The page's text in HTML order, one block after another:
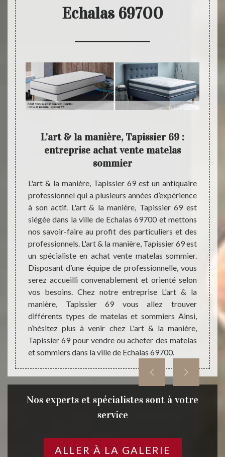
Echalas 69700
;
peut
; la
; la
à
de
L'art & la manière, Tapissier 69 :
entreprise achat vente matelas
sommier
L'art & la manière, Tapissier 69 est un antiquaire
professionnel qui a plusieurs années d’expérience
à son actif. L'art & la manière, Tapissier 69 est
siégée dans la ville de Echalas 69700 et mettons
nos savoir-faire au profit des particuliers et des
professionnels. L'art & la manière, Tapissier 69 est
un spécialiste en achat vente matelas sommier.
Disposant d’une équipe de professionnelle, vous
serez accueilli convenablement et orienté selon
vos besoins. Chez notre entreprise L'art & la
manière, Tapissier 69 vous allez trouver
différents types de matelas et sommiers Ainsi,
n’hésitez plus à venir chez L'art & la manière,
Tapissier 69 pour vendre ou acheter des matelas
et sommiers dans la ville de Echalas 69700.
L'art
à
la
des
pour
; et
Nos experts et spécialistes sont à votre
service
ALLER À LA GALERIE